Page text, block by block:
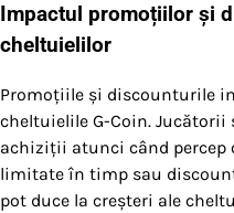
Impactul promoțiilor și
cheltuielilor
Promoțiile și discounturile
cheltuielile G-Coin.
achiziții atunci când percep
limitate în timp sau
pot duce la creșteri ale